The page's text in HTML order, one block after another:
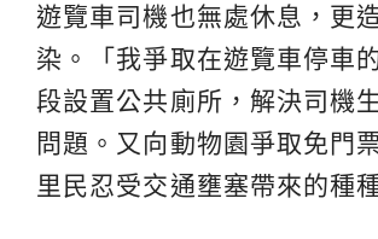
遊覽車司機也無處休息，更
染。「我爭取在遊覽車停車
段設置公共廁所，解決司機
問題。又向動物園爭取免門
里民忍受交通壅塞帶來的種